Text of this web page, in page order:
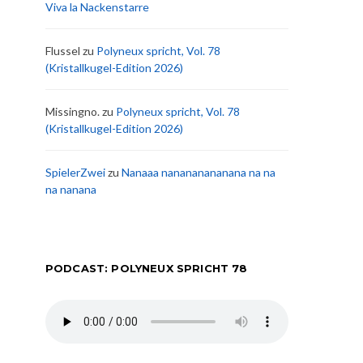
Viva la Nackenstarre
Flussel zu Polyneux spricht, Vol. 78
(Kristallkugel-Edition 2026)
Missingno.zu Polyneux spricht, Vol. 78
(Kristallkugel-Edition 2026)
SpielerZweizu Nanaaa nanananananana na na
na nanana
PODCAST: POLYNEUX SPRICHT 78